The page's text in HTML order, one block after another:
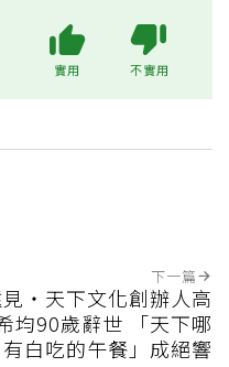
實用 不實用
下一篇
‧天下文化創辦人高
均90歲辭世 「天下哪
有白吃的午餐」成絕響